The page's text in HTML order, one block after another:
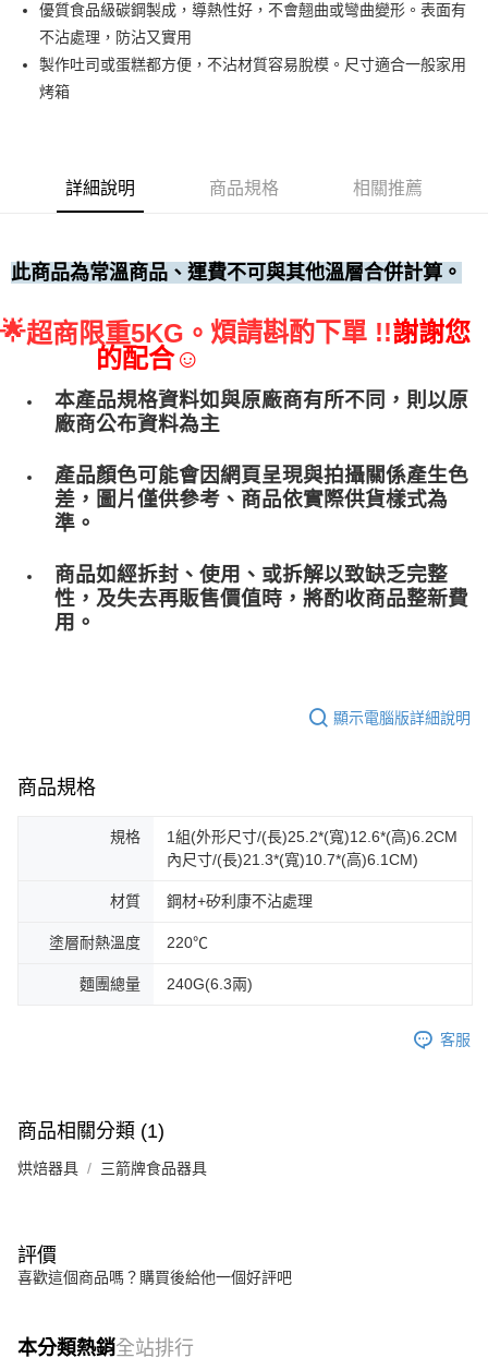
每筆NT$60，滿NT$699(含以上)免運費
(請點開選項勾選)
每筆NT$250
優質食品級碳鋼製成，導熱性好，不會翹曲或彎曲變形。表面有
不沾處理，防沾又實用
製作吐司或蛋糕都方便，不沾材質容易脫模。尺寸適合一般家用
烤箱
詳細說明 商品規格 相關推薦
此商品為常溫商品、運費不可與其他溫層合併計算。
🌟超商限重5KG。 煩請斟酌下單 !!謝謝您
的配合☺
本產品規格資料如與原廠商有所不同，則以原
廠商公布資料為主
產品顏色可能會因網頁呈現與拍攝關係產生色
差，圖片僅供參考、商品依實際供貨樣式為
準。
商品如經拆封、使用、或拆解以致缺乏完整
性，及失去再販售價值時，將酌收商品整﻿新費
用。
顯示電腦版詳細說明
商品規格
規格
1組(外形尺寸/(長)25.2*(寬)12.6*(高)6.2CM
內尺寸/(長)21.3*(寬)10.7*(高)6.1CM)
材質 鋼材+矽利康不沾處理
塗層耐熱溫度 220℃
麵團總量 240G(6.3兩)
客服
商品相關分類 (1)
烘焙器具 三箭牌食品器具
評價
喜歡這個商品嗎？購買後給他一個好評吧
本分類熱銷全站排行